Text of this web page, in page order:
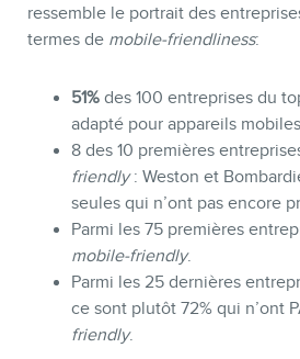
ressemble le portrait des
termes de mobile-friendliness:
51% des 100 entreprises du
adapté pour appareils
8 des 10 premières
friendly: Weston et
seules qui n’ont pas encore
Parmi les 75 premières
mobile-friendly.
Parmi les 25 dernières
ce sont plutôt 72% qui n’ont
friendly.